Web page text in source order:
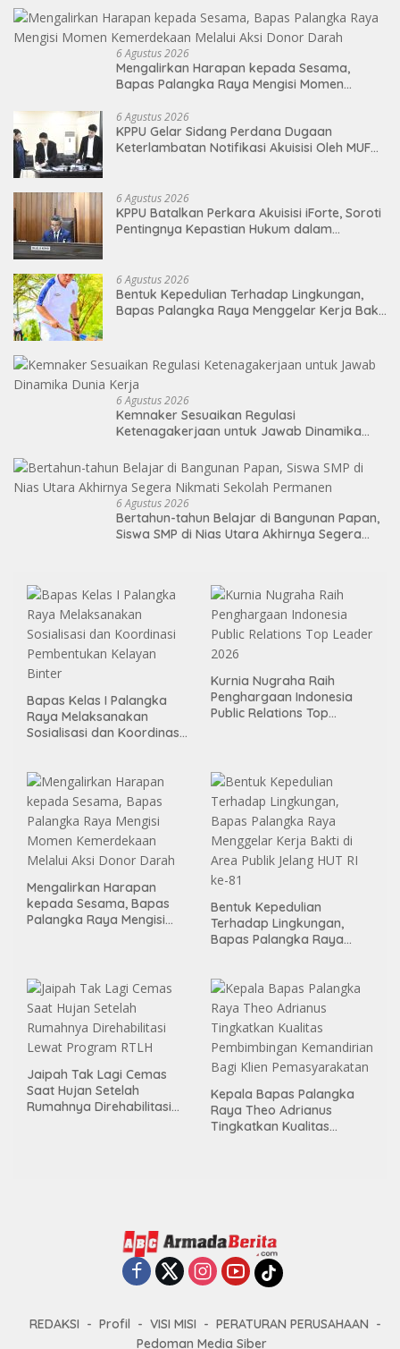
6 Agustus 2026
Mengalirkan Harapan kepada Sesama,
Bapas Palangka Raya Mengisi Momen
6 Agustus 2026
KPPU Gelar Sidang Perdana Dugaan
Keterlambatan Notifikasi Akuisisi Oleh MUFG
6 Agustus 2026
KPPU Batalkan Perkara Akuisisi iForte, Soroti
Pentingnya Kepastian Hukum dalam
6 Agustus 2026
Bentuk Kepedulian Terhadap Lingkungan,
Bapas Palangka Raya Menggelar Kerja Bakti
6 Agustus 2026
Kemnaker Sesuaikan Regulasi
Ketenagakerjaan untuk Jawab Dinamika
6 Agustus 2026
Bertahun-tahun Belajar di Bangunan Papan,
Siswa SMP di Nias Utara Akhirnya Segera
Bapas Kelas I Palangka
Raya Melaksanakan
Sosialisasi dan Koordinasi
Kurnia Nugraha Raih
Penghargaan Indonesia
Public Relations Top
Mengalirkan Harapan
kepada Sesama, Bapas
Palangka Raya Mengisi
Bentuk Kepedulian
Terhadap Lingkungan,
Bapas Palangka Raya
ke-81
Jaipah Tak Lagi Cemas
Saat Hujan Setelah
Rumahnya Direhabilitasi
Kepala Bapas Palangka
Raya Theo Adrianus
Tingkatkan Kualitas
REDAKSI Profil VISI MISI
PERATURAN PERUSAHAAN
Pedoman Media Siber